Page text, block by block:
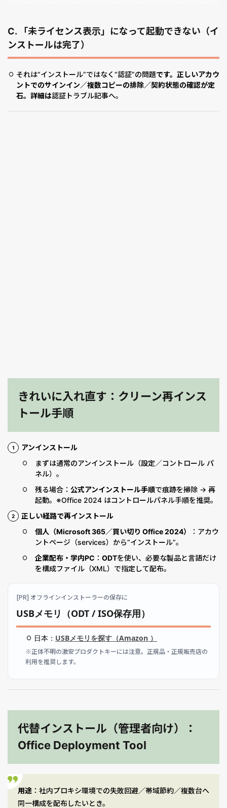
C. 「未ライセンス表示」になって起動できない（イ
ンストールは完了）
それは“インストール”ではなく“認証”の問題です。正しいアカウ
ントでのサインイン／複数コピーの排除／契約状態の確認が定
石。詳細は認証トラブル記事へ。
きれいに入れ直す：クリーン再インス
トール手順
アンインストール
まずは通常のアンインストール（設定／コントロール パ
ネル）。
残る場合： 公式アンインストール手順で痕跡を掃除 → 再
起動。※Office 2024 はコントロールパネル手順を推奨。
正しい経路で再インストール
個人（Microsoft 365／買い切り Office 2024）
：アカウ
ントページ（services）から“インストール”。
企業配布・学内PC ： ODTを使い、必要な製品と言語だけ
を構成ファイル（XML）で指定して配布。
[PR] オフラインインストーラーの保存に
USBメモリ（ODT / ISO保存用）
日本： USBメモリを探す（Amazon ）
※正体不明の激安プロダクトキーには注意。正規品・正規販売店の
利用を推奨します。
代替インストール（管理者向け）：
Office Deployment Tool
用途 ：社内プロキシ環境での失敗回避／帯域節約／複数台へ
同一構成を配布したいとき。